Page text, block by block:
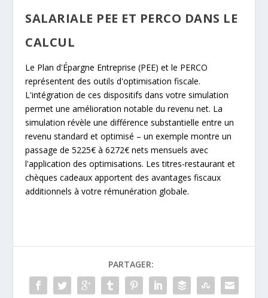
SALARIALE PEE ET PERCO DANS LE
CALCUL
Le Plan d'Épargne Entreprise (PEE) et le PERCO
représentent des outils d'optimisation fiscale.
L'intégration de ces dispositifs dans votre simulation
permet une amélioration notable du revenu net. La
simulation révèle une différence substantielle entre un
revenu standard et optimisé – un exemple montre un
passage de 5225€ à 6272€ nets mensuels avec
l'application des optimisations. Les titres-restaurant et
chèques cadeaux apportent des avantages fiscaux
additionnels à votre rémunération globale.
PARTAGER: